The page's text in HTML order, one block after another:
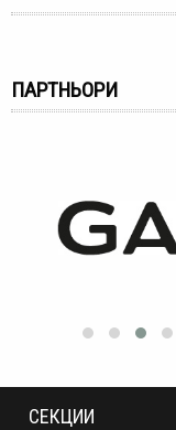
ПАРТНЬОРИ
СЕКЦИИ